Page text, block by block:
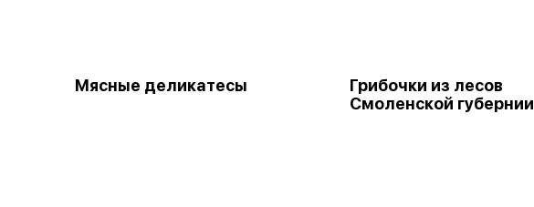
Мясные деликатесы
Грибочки из лесов
Смоленской губернии